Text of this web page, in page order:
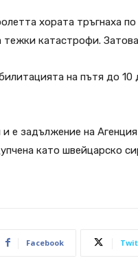
хората тръгнаха
катастрофи.
на пътя до
е задължение на
като швейцарско
Facebook